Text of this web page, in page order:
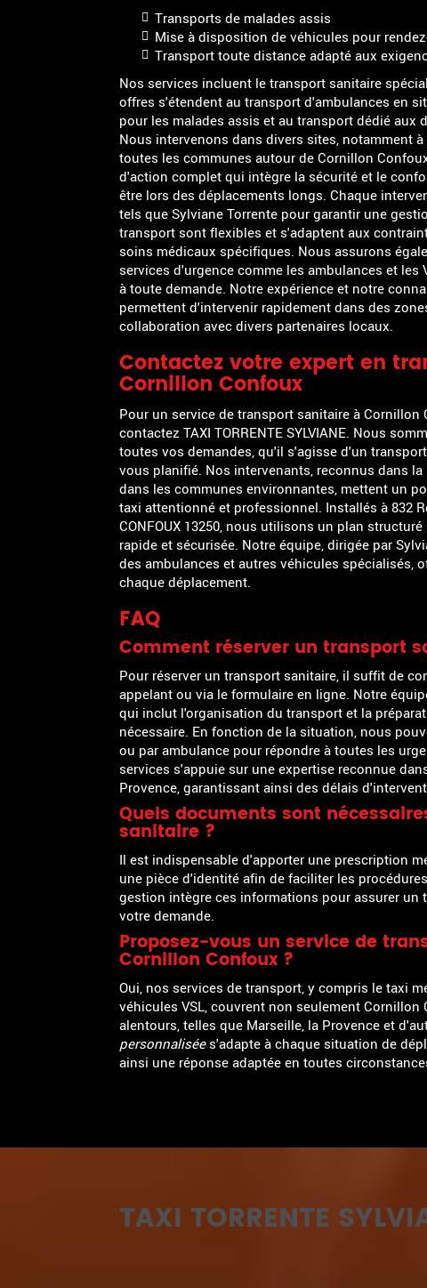
TRANSPORT
CONFOUX
Transports de malades assis
Mise à disposition de véhicules pour
Transport toute distance adapté aux
Nos services incluent le transport sanitaire
offres s'étendent au transport d'ambulances en
pour les malades assis et au transport dédié aux
Nous intervenons dans divers sites, notamment
toutes les communes autour de Cornillon
d'action complet qui intègre la sécurité et le
être lors des déplacements longs. Chaque
tels que Sylviane Torrente pour garantir une
transport sont flexibles et s'adaptent aux
soins médicaux spécifiques. Nous assurons
services d'urgence comme les ambulances et les
à toute demande. Notre expérience et notre
permettent d'intervenir rapidement dans des
collaboration avec divers partenaires locaux.
Contactez votre expert en
Cornillon Confoux
Pour un service de transport sanitaire à Cornillon
contactez TAXI TORRENTE SYLVIANE. Nous
toutes vos demandes, qu'il s'agisse d'un
vous planifié. Nos intervenants, reconnus dans
dans les communes environnantes, mettent un
taxi attentionné et professionnel. Installés à 832
CONFOUX 13250, nous utilisons un plan
rapide et sécurisée. Notre équipe, dirigée par
des ambulances et autres véhicules spécialisés,
chaque déplacement.
FAQ
Comment réserver un transport
Pour réserver un transport sanitaire, il suffit de
appelant ou via le formulaire en ligne. Notre
qui inclut l'organisation du transport et la
nécessaire. En fonction de la situation, nous
ou par ambulance pour répondre à toutes les
services s'appuie sur une expertise reconnue
Provence, garantissant ainsi des délais
Quels documents sont
sanitaire ?
Il est indispensable d'apporter une prescription
une pièce d'identité afin de faciliter les
gestion intègre ces informations pour assurer un
votre demande.
Proposez-vous un service de
Cornillon Confoux ?
Oui, nos services de transport, y compris le taxi
véhicules VSL, couvrent non seulement
alentours, telles que Marseille, la Provence et
personnalisées'adapte à chaque situation de
ainsi une réponse adaptée en toutes
TAXI TORRENTE